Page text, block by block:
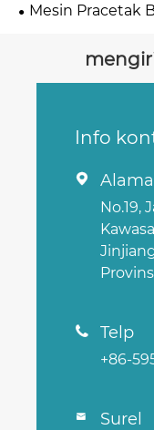
Mesin Pracetak
Info

No.19,
 Telp
+86-
 Surel